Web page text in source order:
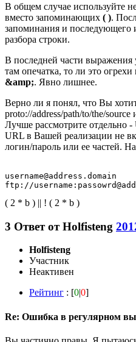
В общем случае используйте
вместо запоминающих ( ).
запоминания и последующего
разбора строки.
В последней части выражения
там опечатка, то ли это
&amp;. Явно лишнее.
Верно ли я понял, что Вы
proto://address/path/to/the/source
Лучше рассмотрите отдельно
URL в Вашей реализации не
логин/пароль или ее частей.
username@address.domain
( 2 * b ) || ! ( 2 * b )
3 Ответ отHolfisteng
Holfisteng
Участник
Неактивен
Рейтинг : [0|0]
Re: Ошибка в регулярном